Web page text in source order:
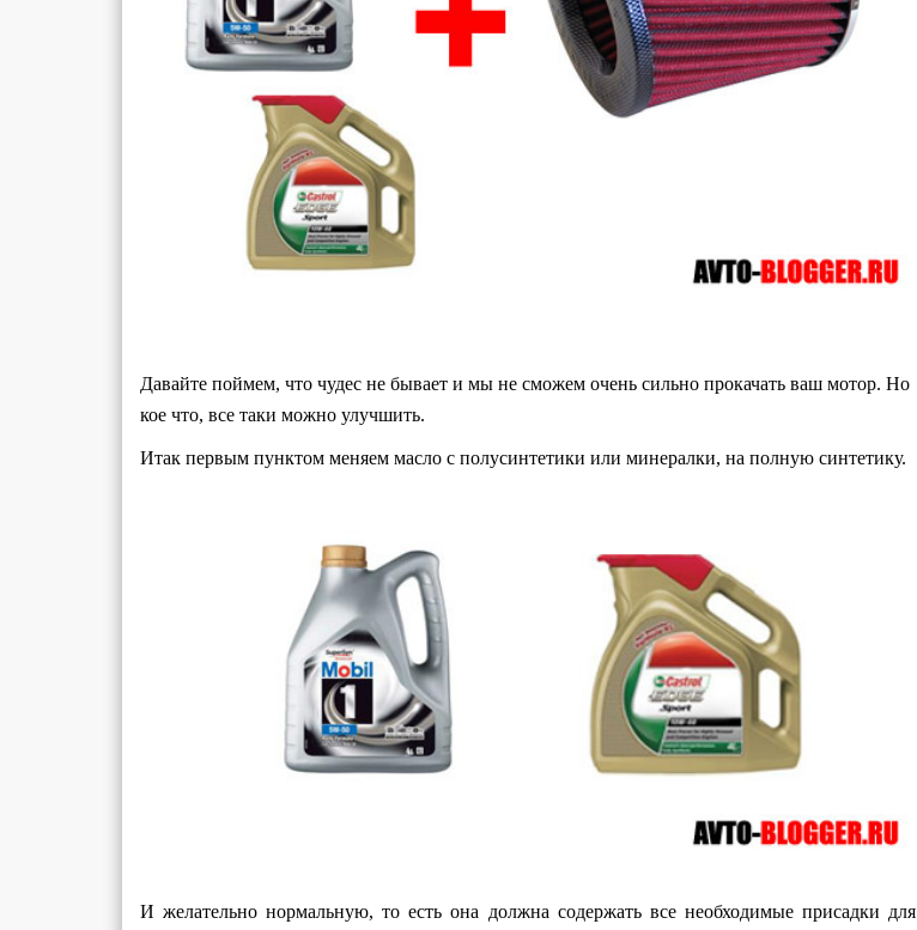
Давайте поймем, что чудес не бывает и мы не сможем очень сильно прокачать ваш мотор. Но
кое что, все таки можно улучшить.
Итак первым пунктом меняем масло с полусинтетики или минералки, на полную синтетику.
И желательно нормальную, то есть она должна содержать все необходимые присадки для